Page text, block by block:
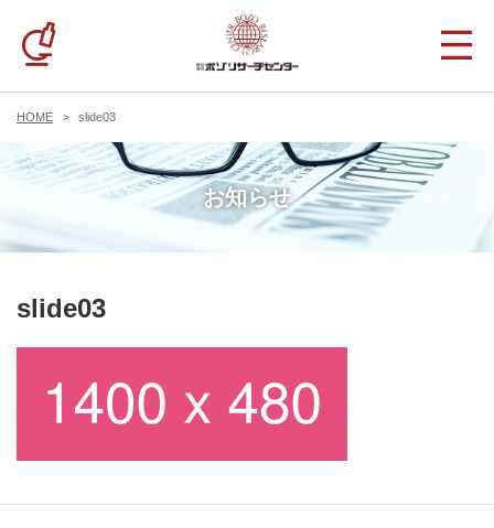
HOME slide03
お知らせ
slide03